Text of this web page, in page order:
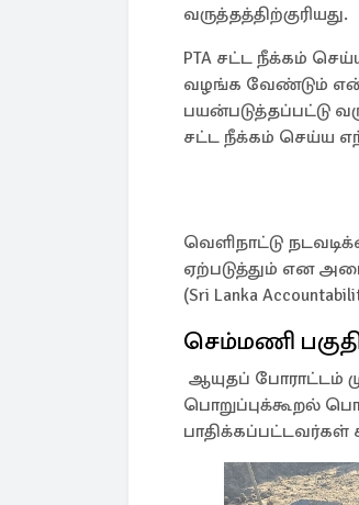
வருத்தத்திற்குரியது.
PTA சட்ட நீக்கம்
வழங்க வேண்டும்
பயன்படுத்தப்பட்டு
சட்ட நீக்கம் செய்ய
வெளிநாட்டு
ஏற்படுத்தும் என
(Sri Lanka
செம்மணி
ஆயுதப் போராட்டம்
பொறுப்புக்கூறல்
பாதிக்கப்பட்டவர்கள்